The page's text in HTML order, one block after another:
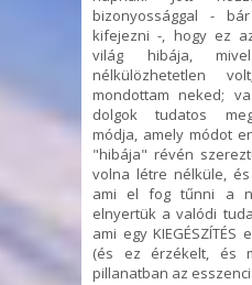
bizonyossággal -
kifejezni -, hogy ez
világ hibája,
nélkülözhetetlen
mondottam neked;
dolgok tudatos
módja, amely módot
"hibája" révén
volna létre nélküle,
ami el fog tűnni a
elnyertük a valódi
ami egy
(és ez érzékelt, és
pillanatban az